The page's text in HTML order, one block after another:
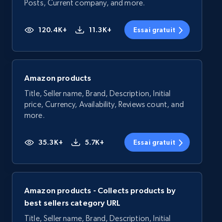
Posts, Current company, and more.
120.4K+ 11.3K+ Essai gratuit
Amazon products
Title, Seller name, Brand, Description, Initial
price, Currency, Availability, Reviews count, and
more.
35.3K+ 5.7K+ Essai gratuit
Amazon products - Collects products by
best sellers category URL
Title, Seller name, Brand, Description, Initial